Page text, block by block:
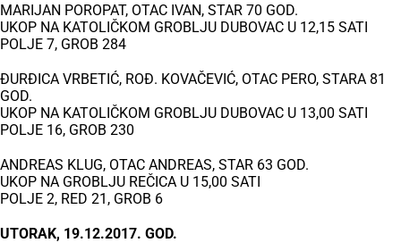
MARIJAN POROPAT, OTAC IVAN, STAR 70 GOD.
UKOP NA KATOLIČKOM GROBLJU DUBOVAC U 12,15 SATI
POLJE 7, GROB 284
ĐURĐICA VRBETIĆ, ROĐ. KOVAČEVIĆ, OTAC PERO, STARA 81
GOD.
UKOP NA KATOLIČKOM GROBLJU DUBOVAC U 13,00 SATI
POLJE 16, GROB 230
ANDREAS KLUG, OTAC ANDREAS, STAR 63 GOD.
UKOP NA GROBLJU REČICA U 15,00 SATI
POLJE 2, RED 21, GROB 6
UTORAK, 19.12.2017. GOD.